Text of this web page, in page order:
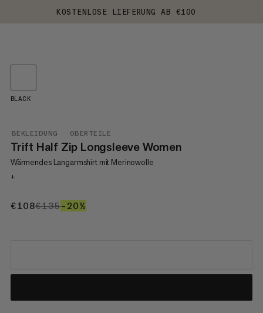
KOSTENLOSE LIEFERUNG AB €100
BEKLEIDUNG OBERTEILE
Trift Half Zip Longsleeve Women
Wärmendes Langarmshirt mit Merinowolle
+
€108€108
€135€135
–20%
BLACK